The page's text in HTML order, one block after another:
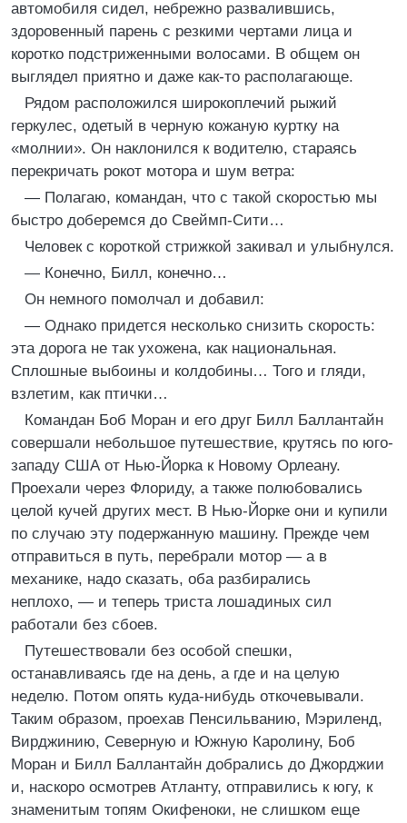
автомобиля сидел, небрежно развалившись,
здоровенный парень с резкими чертами лица и
коротко подстриженными волосами. В общем он
выглядел приятно и даже как-то располагающе.
Рядом расположился широкоплечий рыжий
геркулес, одетый в черную кожаную куртку на
«молнии». Он наклонился к водителю, стараясь
перекричать рокот мотора и шум ветра:
— Полагаю, командан, что с такой скоростью мы
быстро доберемся до Свеймп-Сити…
Человек с короткой стрижкой закивал и улыбнулся.
— Конечно, Билл, конечно…
Он немного помолчал и добавил:
— Однако придется несколько снизить скорость:
эта дорога не так ухожена, как национальная.
Сплошные выбоины и колдобины… Того и гляди,
взлетим, как птички…
Командан Боб Моран и его друг Билл Баллантайн
совершали небольшое путешествие, крутясь по юго-
западу США от Нью-Йорка к Новому Орлеану.
Проехали через Флориду, а также полюбовались
целой кучей других мест. В Нью-Йорке они и купили
по случаю эту подержанную машину. Прежде чем
отправиться в путь, перебрали мотор — а в
механике, надо сказать, оба разбирались
неплохо, — и теперь триста лошадиных сил
работали без сбоев.
Путешествовали без особой спешки,
останавливаясь где на день, а где и на целую
неделю. Потом опять куда-нибудь откочевывали.
Таким образом, проехав Пенсильванию, Мэриленд,
Вирджинию, Северную и Южную Каролину, Боб
Моран и Билл Баллантайн добрались до Джорджии
и, наскоро осмотрев Атланту, отправились к югу, к
знаменитым топям Окифеноки, не слишком еще